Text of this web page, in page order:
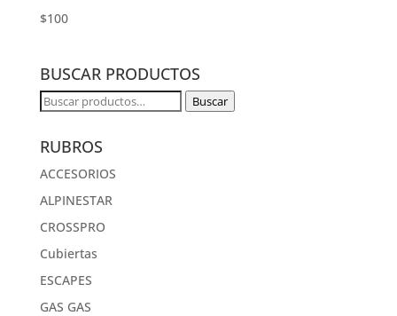
$100
BUSCAR PRODUCTOS
Buscar
Buscar
RUBROS
ACCESORIOS
ALPINESTAR
CROSSPRO
Cubiertas
ESCAPES
GAS GAS